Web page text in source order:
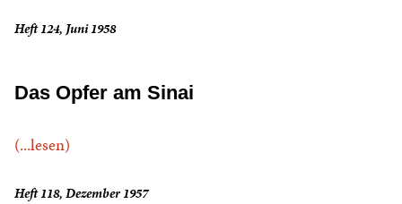
Heft 124, Juni 1958
Das Opfer am Sinai
(...lesen)
Heft 118, Dezember 1957